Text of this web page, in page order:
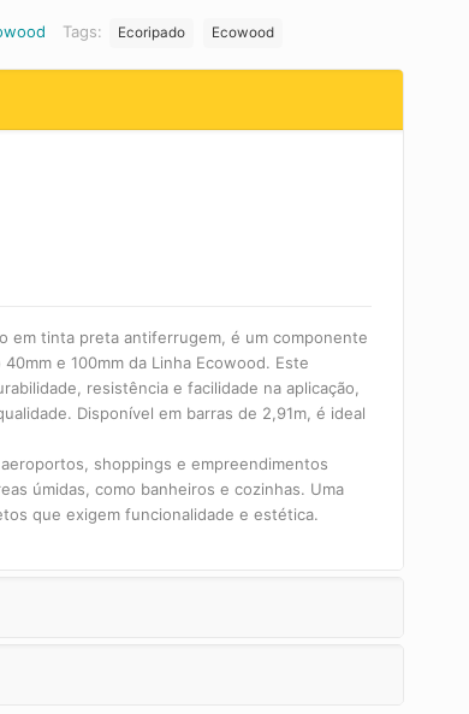
Tags: Ecoripado Ecowood
em tinta preta antiferrugem, é um componente
e 100mm da Linha Ecowood. Este
resistência e facilidade na aplicação,
Disponível em barras de 2,91m, é ideal
shoppings e empreendimentos
úmidas, como banheiros e cozinhas. Uma
que exigem funcionalidade e estética.